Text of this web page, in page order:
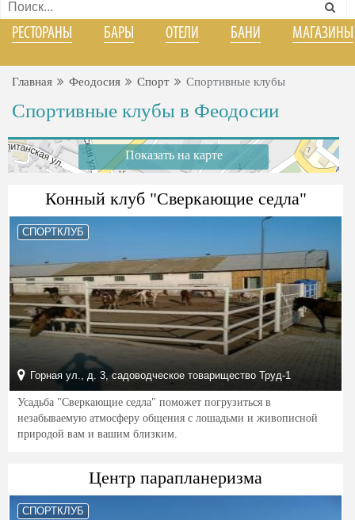
РЕСТОРАНЫ БАРЫ ОТЕЛИ БАНИ МАГАЗИНЫ
Главная Феодосия Спорт Спортивные клубы
Спортивные клубы в Феодосии
Показать на карте
Конный клуб "Сверкающие седла"
СПОРТКЛУБ
Горная ул., д. 3, садоводческое товарищество Труд-1
Усадьба "Сверкающие седла" поможет погрузиться в
незабываемую атмосферу общения с лошадьми и живописной
природой вам и вашим близким.
Центр парапланеризма
СПОРТКЛУБ